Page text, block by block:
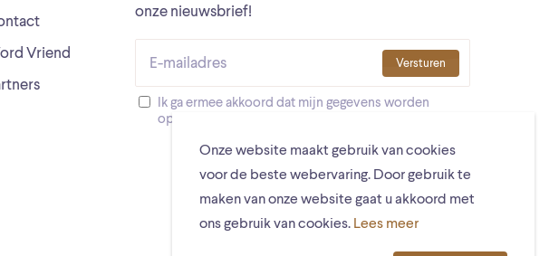
Onze website maakt gebruik van cookies
voor de beste webervaring. Door gebruik te
maken van onze website gaat u akkoord met
ons gebruik van cookies. Lees meer
Vriend
onze nieuwsbrief!
Ik ga ermee akkoord dat mijn gegevens worden
opgeslagen
Versturen